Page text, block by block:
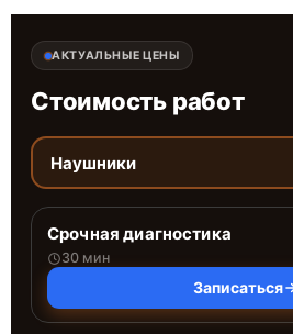
АКТУАЛЬНЫЕ ЦЕНЫ
Стоимость работ
Наушники
Срочная диагностика
30 мин
Записаться